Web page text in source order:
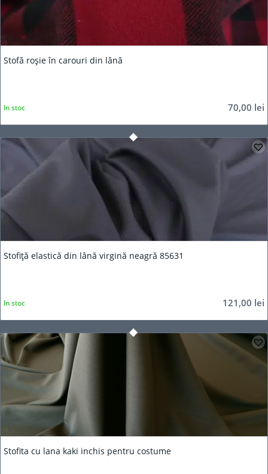
Stofă roșie în carouri din lână
70,00 lei
In stoc
Stofiță elastică din lână virgină neagră 85631
121,00 lei
In stoc
Stofita cu lana kaki inchis pentru costume